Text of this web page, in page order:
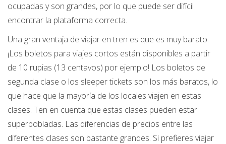
ocupadas y son grandes, por lo que puede ser difícil
encontrar la plataforma correcta.
Una gran ventaja de viajar en tren es que es muy barato.
¡Los boletos para viajes cortos están disponibles a partir
de 10 rupias (13 centavos) por ejemplo! Los boletos de
segunda clase o los sleeper tickets son los más baratos, lo
que hace que la mayoría de los locales viajen en estas
clases. Ten en cuenta que estas clases pueden estar
superpobladas. Las diferencias de precios entre las
diferentes clases son bastante grandes. Si prefieres viajar